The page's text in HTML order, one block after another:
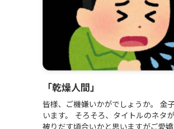
「乾燥人間」
皆様、ご機嫌いかがでしょうか。 金
います。 そろそろ、タイトルのネタ
被りだす頃合いかと思いますがご愛